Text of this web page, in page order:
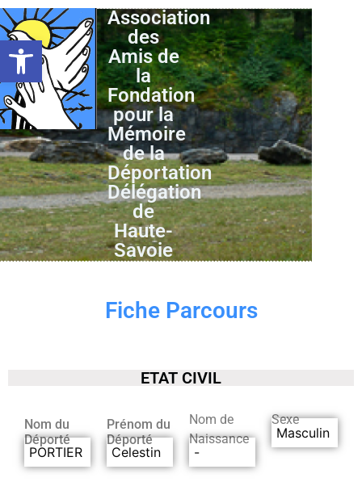
Ouvrir la barre d’outils
Association
des
Amis de
la
Fondation
pour la
Mémoire
de la
Déportation
Délégation
de
Haute-
Savoie
Fiche Parcours
ETAT CIVIL
Nom du
Déporté
PORTIER
Prénom du
Déporté
Celestin
Nom de
Naissance
-
Sexe
Masculin